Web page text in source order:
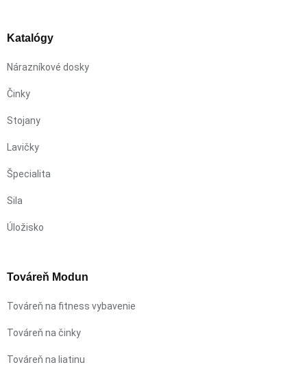
Katalógy
Nárazníkové dosky
Činky
Stojany
Lavičky
Špecialita
Sila
Úložisko
Továreň Modun
Továreň na fitness vybavenie
Továreň na činky
Továreň na liatinu